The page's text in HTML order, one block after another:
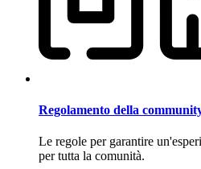
Regolamento della
Le regole per garantire
per tutta la comunità.